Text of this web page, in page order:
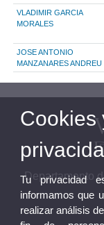
VLADIMIR GARCIA
MORALES
JOSE ANTONIO
MANZANARES ANDREU
Departamento
Cookies
Tu privacidad
informamos que
realizar análisis